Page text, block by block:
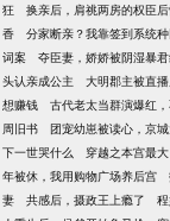
狂
换亲后，肩祧两房的权臣
香
分家断亲？我靠签到系统
词案
夺臣妻，娇娇被阴湿暴
头认亲成公主
大明郡主被直
想赚钱
古代老太当群演爆红
周旧书
团宠幼崽被读心，京
下一世哭什么
穿越之本宫最大
年被休，我用购物广场养后宫
妻
共感后，摄政王上瘾了